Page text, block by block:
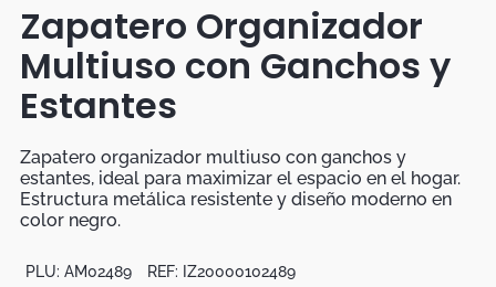
Zapatero Organizador
Multiuso con Ganchos y
Estantes
Zapatero organizador multiuso con ganchos y
estantes, ideal para maximizar el espacio en el hogar.
Estructura metálica resistente y diseño moderno en
color negro.
PLU: AM02489 REF: IZ20000102489
Duvet
Botas
Dko